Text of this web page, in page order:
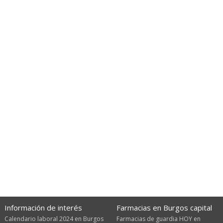
Información de interés
Calendario laboral 2024 en Burgos
Farmacias en Burgos capital
Farmacias de guardia HOY en